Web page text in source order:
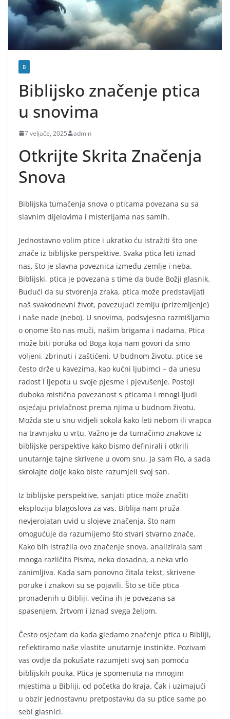
B
Biblijsko značenje ptica
u snovima
7 veljače, 2025 admin
Otkrijte Skrita Značenja
Snova
Biblijska tumačenja snova o pticama povezana su sa
slavnim dijelovima i misterijama nas samih.
Jednostavno volim ptice i ukratko ću istražiti što one
znače iz biblijske perspektive. Svaka ptica leti iznad
nas, što je slavna poveznica između zemlje i neba.
Biblijski, ptica je povezana s time da bude Božji glasnik.
Budući da su stvorenja zraka, ptica može predstavljati
naš svakodnevni život, povezujući zemlju (prizemljenje)
i naše nade (nebo). U snovima, podsvjesno razmišljamo
o onome što nas muči, našim brigama i nadama. Ptica
može biti poruka od Boga koja nam govori da smo
voljeni, zbrinuti i zaštićeni. U budnom životu, ptice se
često drže u kavezima, kao kućni ljubimci – da unesu
radost i ljepotu u svoje pjesme i pjevušenje. Postoji
duboka mistična povezanost s pticama i mnogi ljudi
osjećaju privlačnost prema njima u budnom životu.
Možda ste u snu vidjeli sokola kako leti nebom ili vrapca
na travnjaku u vrtu. Važno je da tumačimo znakove iz
biblijske perspektive kako bismo definirali i otkrili
unutarnje tajne skrivene u ovom snu. Ja sam Flo, a sada
skrolajte dolje kako biste razumjeli svoj san.
Iz biblijske perspektive, sanjati ptice može značiti
eksploziju blagoslova za vas. Biblija nam pruža
nevjerojatan uvid u slojeve značenja, što nam
omogućuje da razumijemo što stvari stvarno znače.
Kako bih istražila ovo značenje snova, analizirala sam
mnoga različita Pisma, neka dosadna, a neka vrlo
zanimljiva. Kada sam ponovno čitala tekst, skrivene
poruke i znakovi su se pojavili. Što se tiče ptica
pronađenih u Bibliji, većina ih je povezana sa
spasenjem, žrtvom i iznad svega željom.
Često osjećam da kada gledamo značenje ptica u Bibliji,
reflektiramo naše vlastite unutarnje instinkte. Pozivam
vas ovdje da pokušate razumjeti svoj san pomoću
biblijskih pouka. Ptica je spomenuta na mnogim
mjestima u Bibliji, od početka do kraja. Čak i uzimajući
u obzir jednostavnu pretpostavku da su ptice same po
sebi glasnici.